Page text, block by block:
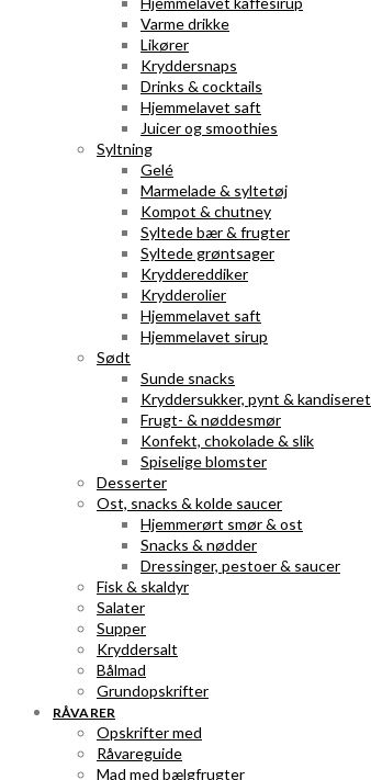
Varme drikke
Likører
Kryddersnaps
Drinks & cocktails
Hjemmelavet saft
Juicer og smoothies
Syltning
Gelé
Marmelade & syltetøj
Kompot & chutney
Syltede bær & frugter
Syltede grøntsager
Kryddereddiker
Krydderolier
Hjemmelavet saft
Hjemmelavet sirup
Sødt
Sunde snacks
Kryddersukker, pynt & kandiseret
Frugt- & nøddesmør
Konfekt, chokolade & slik
Spiselige blomster
Desserter
Ost, snacks & kolde saucer
Hjemmerørt smør & ost
Snacks & nødder
Dressinger, pestoer & saucer
Fisk & skaldyr
Salater
Supper
Kryddersalt
Bålmad
Grundopskrifter
RÅVARER
Opskrifter med
Råvareguide
Mad med bælgfrugter